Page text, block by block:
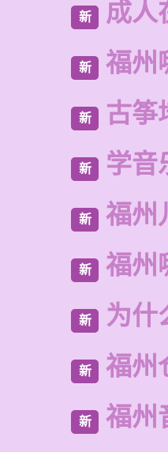
新 成人
新 福州
新 古筝
新 学音
新 福州
新 福州
新 为什
新 福州
新 福州